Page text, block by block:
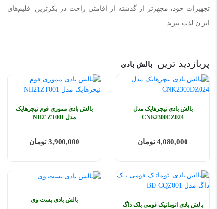
تجهیزات خود، مجهزتر از گذشته از اقامتی راحت در بکرترین اقلیم‌های
ایران لذت ببرید.
پربازدید ترین بالش بادی
بالش بادی نیچرهایک مدل
CNK2300DZ024
4,080,000 تومان
بالش بادی مموری فوم نیچرهایک
مدل NH21ZT001
3,900,000 تومان
بالش بادی اتوماتیک فومی بلک داگ
بالش بادی بست وی